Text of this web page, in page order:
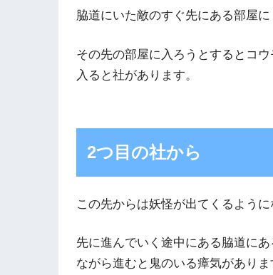
脇道にいた敵のすぐ先にある部屋に
その先の部屋に入ろうとするとコ
入ると社があります。
2つ目の社から
この先からは妖怪が出てくるよう
先に進んでいく途中にある脇道に
ながら進むと鬼のいる瘴気がありま